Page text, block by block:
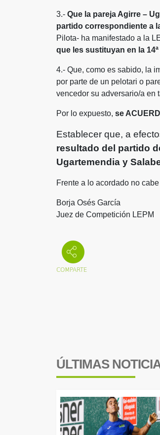
3.- Que la pareja Agirre –
partido correspondiente a
Pilota- ha manifestado a la
que les sustituyan en la
4.- Que, como es sabido, la
por parte de un pelotari o
vencedor su adversario/a en
Por lo expuesto, se
Establecer que, a
resultado del partido
Ugartemendia y
Frente a lo acordado no
Borja Osés García
Juez de Competición LEPM
ÚLTIMAS